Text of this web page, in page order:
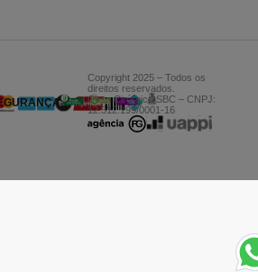
Copyright 2025 – Todos os
direitos reservados.
Casa Cirúrgica SBC – CNPJ:
12.512.199/0001-16